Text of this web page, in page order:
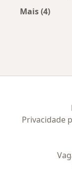
Mais (4)
Privacidade